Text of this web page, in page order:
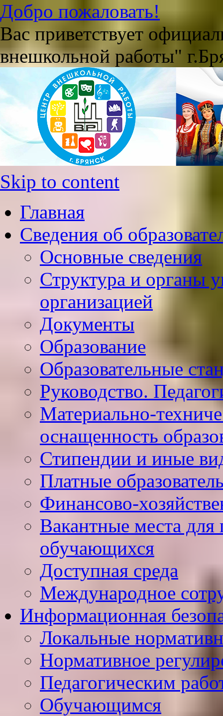
Добро пожаловать!
Вас приветствует
внешкольной работы"
Skip to content
Главная
Сведения об
Основные сведения
Структура и органы
организацией
Документы
Образование
Образовательные
Руководство.
Материально-
оснащенность
Стипендии и иные
Платные
Финансово-
Вакантные места для
обучающихся
Доступная среда
Международное
Информационная
Локальные
Нормативное
Педагогическим
Обучающимся